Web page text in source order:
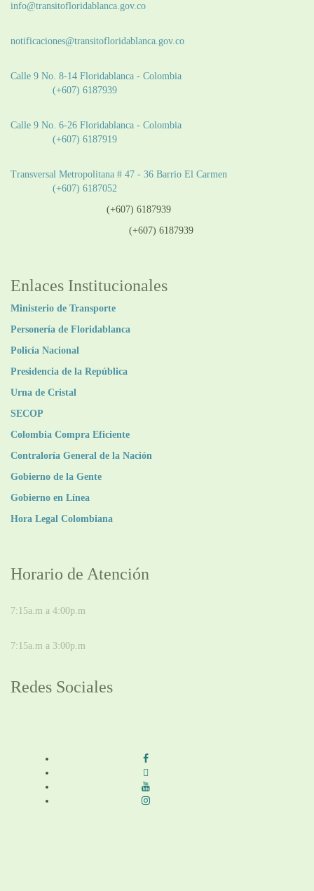
info@transitofloridablanca.gov.co
notificaciones@transitofloridablanca.gov.co
Calle 9 No. 8-14 Floridablanca - Colombia
(+607) 6187939
Calle 9 No. 6-26 Floridablanca - Colombia
(+607) 6187919
Transversal Metropolitana # 47 - 36 Barrio El Carmen
(+607) 6187052
(+607) 6187939
(+607) 6187939
Enlaces Institucionales
Ministerio de Transporte
Personería de Floridablanca
Policía Nacional
Presidencia de la República
Urna de Cristal
SECOP
Colombia Compra Eficiente
Contraloría General de la Nación
Gobierno de la Gente
Gobierno en Línea
Hora Legal Colombiana
Horario de Atención
7:15a.m a 4:00p.m
7:15a.m a 3:00p.m
Redes Sociales